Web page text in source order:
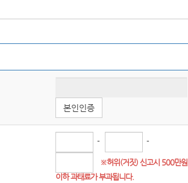
본인인증
- -
※허위(거짓) 신고시 500만원
이하 과태료가 부과됩니다.